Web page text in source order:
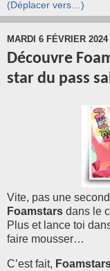
MARDI 6 FÉVRIER 2024
Découvre
star du pass
Vite, pas une
Foamstars dans le
Plus et lance toi
faire mousser…
C’est fait,